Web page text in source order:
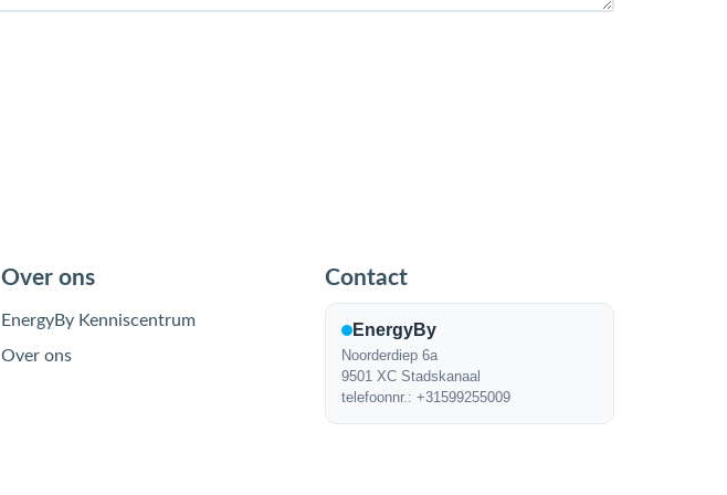
Over ons
EnergyBy Kenniscentrum
Over ons
Contact
EnergyBy
Noorderdiep 6a
9501 XC Stadskanaal
telefoonnr.: +31599255009